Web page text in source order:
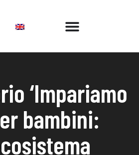
‘Impariamo
bambini: